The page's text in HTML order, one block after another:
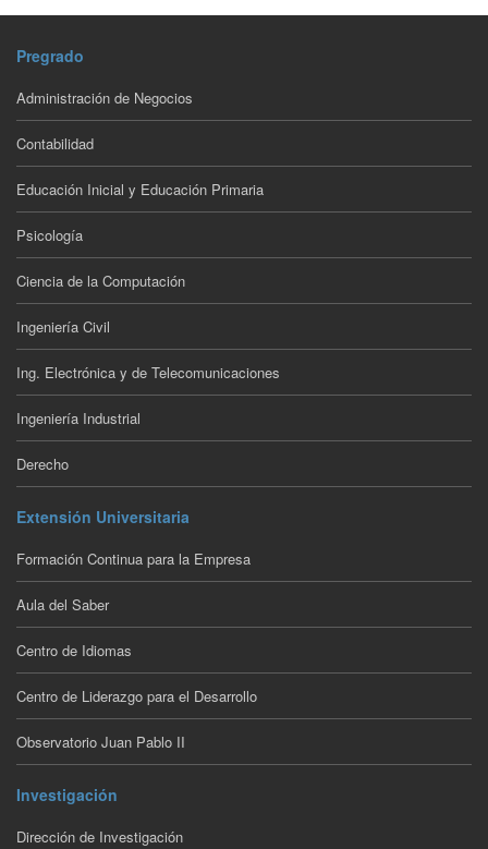
Pregrado
Administración de Negocios
Contabilidad
Educación Inicial y Educación Primaria
Psicología
Ciencia de la Computación
Ingeniería Civil
Ing. Electrónica y de Telecomunicaciones
Ingeniería Industrial
Derecho
Extensión Universitaria
Formación Continua para la Empresa
Aula del Saber
Centro de Idiomas
Centro de Liderazgo para el Desarrollo
Observatorio Juan Pablo II
Investigación
Dirección de Investigación